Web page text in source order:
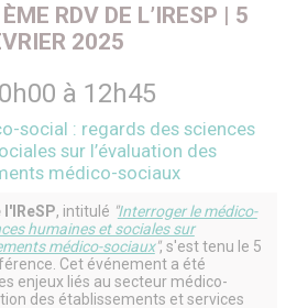
RDV DE L’IRESP | 5
2025
à 12h45
social : regards des sciences
sur l’évaluation des
médico-sociaux
, intitulé "Interroger le médico-
humaines et sociales sur
médico-sociaux", s'est tenu le 5
Cet événement a été
enjeux liés au secteur médico-
des établissements et services